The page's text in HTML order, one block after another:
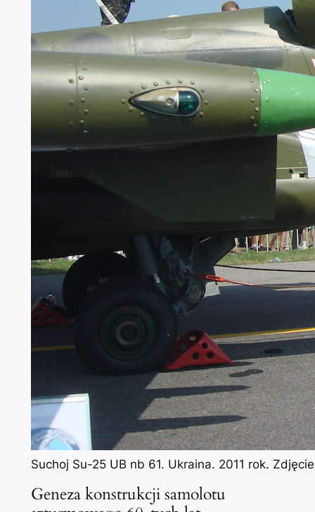
Suchoj Su-25 UB nb 61. Ukraina. 2011 rok.
Geneza konstrukcji samolotu